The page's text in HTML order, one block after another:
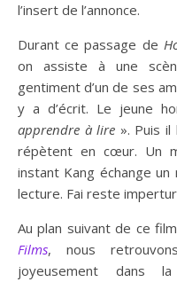
l’insert de l’annonce.
Durant ce passage de
on assiste à une
gentiment d’un de ses
y a d’écrit. Le jeune
apprendre à lire ». Puis
répètent en cœur. Un
instant Kang échange
lecture. Fai reste
Au plan suivant de ce
Films, nous
joyeusement dans